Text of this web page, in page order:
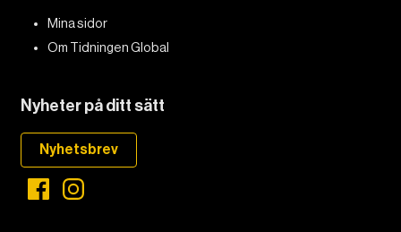
Mina sidor
Om Tidningen Global
Nyheter på ditt sätt
Nyhetsbrev